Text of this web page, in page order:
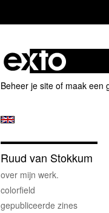
Beheer je site of maak een
Ruud van Stokkum
over mijn werk.
colorfield
gepubliceerde zines